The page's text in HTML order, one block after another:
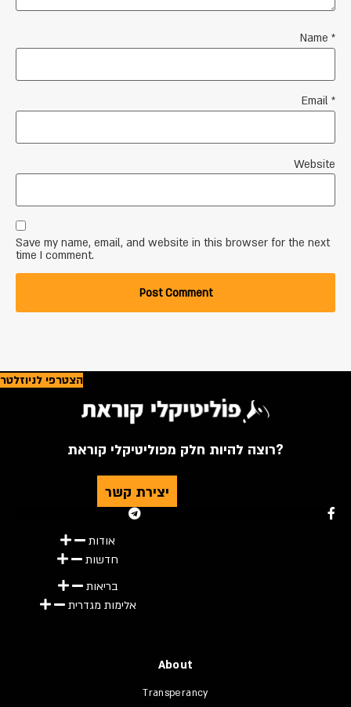
Name *
Email *
Website
Save my name, email, and website in this browser for the next
time I comment.
הצטרפי לניוזלטר
רוצה להיות חלק מפוליטיקלי קוראת?
יצירת קשר
אודות
חדשות
בריאות
אלימות מגדרית
About
Transperancy